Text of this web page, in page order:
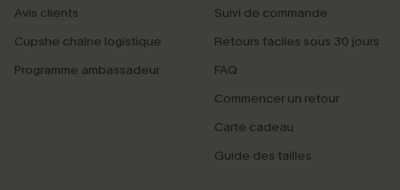
Avis clients
Cupshe chaîne logistique
Programme ambassadeur
Suivi de commande
Retours faciles sous 30 jours
FAQ
Commencer un retour
Carte cadeau
Guide des tailles